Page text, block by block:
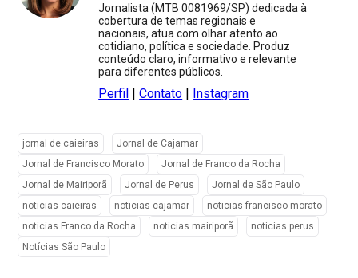
Jornalista (MTB 0081969/SP) dedicada à
cobertura de temas regionais e
nacionais, atua com olhar atento ao
cotidiano, política e sociedade. Produz
conteúdo claro, informativo e relevante
para diferentes públicos.
Perfil |Contato Instagram
jornal de caieiras
Jornal de Cajamar
Jornal de Francisco Morato
Jornal de Franco da Rocha
Jornal de Mairiporã
Jornal de Perus
Jornal de São Paulo
noticias caieiras
noticias cajamar
noticias francisco morato
noticias Franco da Rocha
noticias mairiporã
noticias perus
Notícias São Paulo